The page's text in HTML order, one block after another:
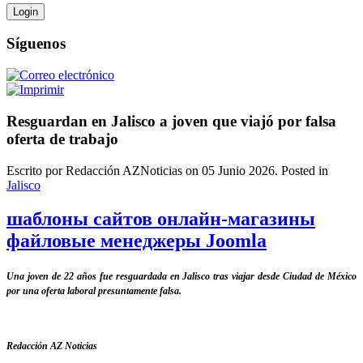
Síguenos
Resguardan en Jalisco a joven que viajó por falsa
oferta de trabajo
Escrito por Redacción AZNoticias on 05 Junio 2026. Posted in
Jalisco
шаблоны сайтов онлайн-магазины
файловые менеджеры Joomla
Una joven de 22 años fue resguardada en Jalisco tras viajar desde Ciudad de México
por una oferta laboral presuntamente falsa.
Redacción AZ Noticias